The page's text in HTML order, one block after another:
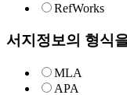
RefWorks
서지정보의 형식
MLA
APA